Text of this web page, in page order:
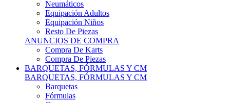
Equipación Niños
Resto De Piezas
ANUNCIOS DE COMPRA
Compra De Karts
Compra De Piezas
BARQUETAS, FÓRMULAS Y CM
BARQUETAS, FÓRMULAS Y CM
Barquetas
Fórmulas
Cm
Prototipos